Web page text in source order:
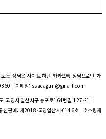
든 상담은 사이트 하단 카카오톡 상담으로만 가
| 이메일: ssadagun@gmail.com
고양시 일산서구 송포로164번길 127-21 l
신판매: 제2018-고양일산서-0146호 | 호스팅제